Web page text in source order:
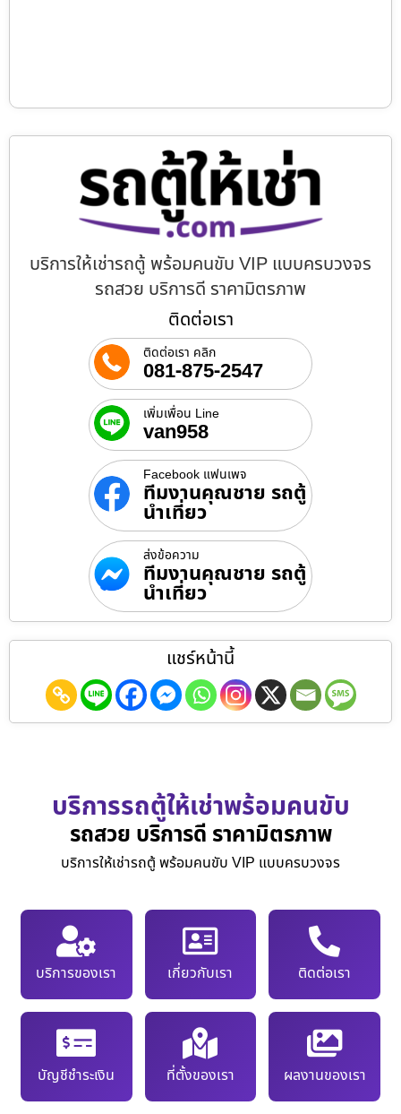
บริการให้เช่ารถตู้ พร้อมคนขับ VIP แบบครบวงจร
รถสวย บริการดี ราคามิตรภาพ
ติดต่อเรา
ติดต่อเรา คลิก
081-875-2547
เพิ่มเพื่อน Line
van958
Facebook แฟนเพจ
ทีมงานคุณชาย รถตู้
นำเที่ยว
ส่งข้อความ
ทีมงานคุณชาย รถตู้
นำเที่ยว
แชร์หน้านี้
บริการรถตู้ให้เช่าพร้อมคนขับ
รถสวย บริการดี ราคามิตรภาพ
บริการให้เช่ารถตู้ พร้อมคนขับ VIP แบบครบวงจร
บริการของเรา เกี่ยวกับเรา ติดต่อเรา
บัญชีชำระเงิน ที่ตั้งของเรา ผลงานของเรา